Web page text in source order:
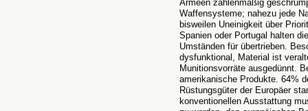
Armeen zahlenmäßig
Waffensysteme; nahezu jede
bisweilen Uneinigkeit über
Spanien oder Portugal halten
Umständen für übertrieben.
dysfunktional, Material ist
Munitionsvorräte ausgedünnt.
amerikanische Produkte. 64%
Rüstungsgüter der Europäer
konventionellen Ausstattung